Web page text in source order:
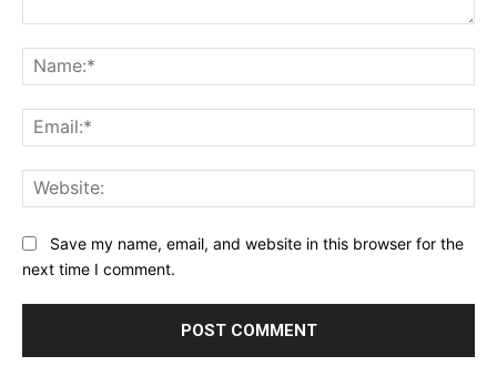
Save my name, email, and website in this browser for the
next time I comment.